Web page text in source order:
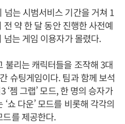
는 시범서비스 기간을 거쳐 1
약 한 달 동안 진행한 사전예
는 게임 이용자가 몰렸다.
불리는 캐릭터들을 조작해 3대
슈팅게임이다. 팀과 함께 보석
‘젬 그랩’ 모드, 한 명의 승자가
쇼 다운’ 모드를 비롯해 각각의
를 제공한다.